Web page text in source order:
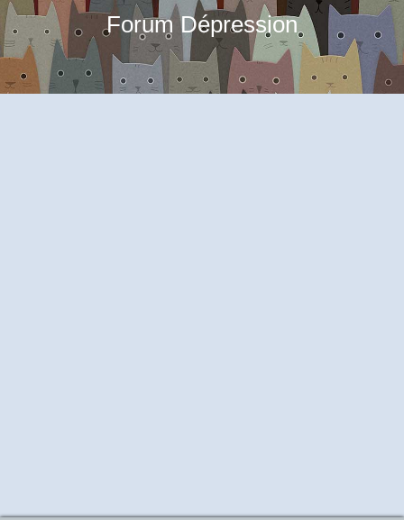
Forum Dépression